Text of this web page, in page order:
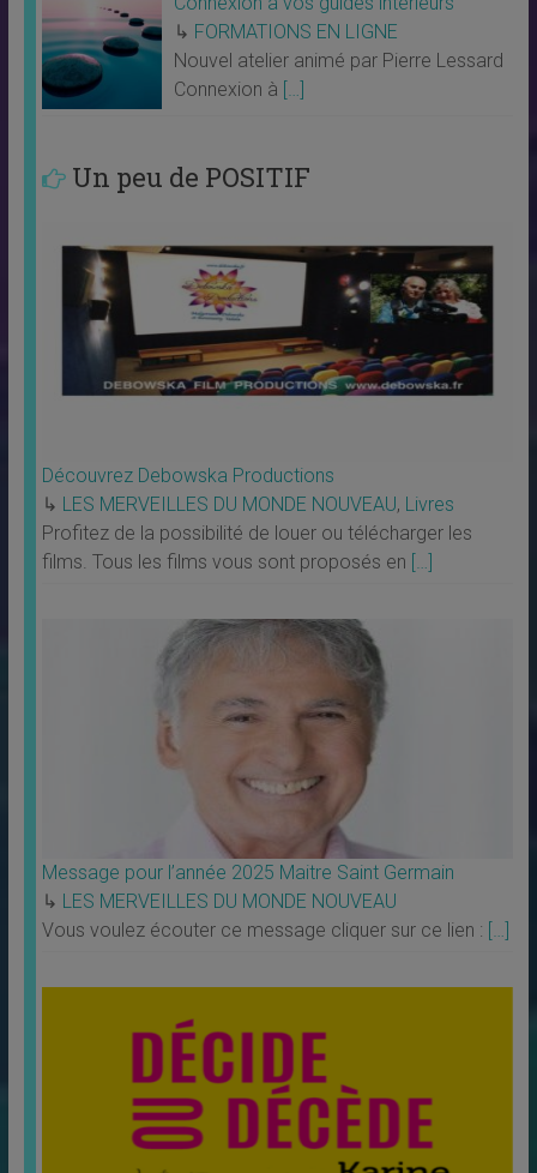
↳ FORMATIONS EN LIGNE
Nouvel atelier animé par Pierre Lessard
Connexion à […]
Un peu de POSITIF
Découvrez Debowska Productions
↳ LES MERVEILLES DU MONDE NOUVEAU, Livres
Profitez de la possibilité de louer ou télécharger les
films. Tous les films vous sont proposés en […]
Message pour l’année 2025 Maitre Saint Germain
↳ LES MERVEILLES DU MONDE NOUVEAU
Vous voulez écouter ce message cliquer sur ce lien : […]